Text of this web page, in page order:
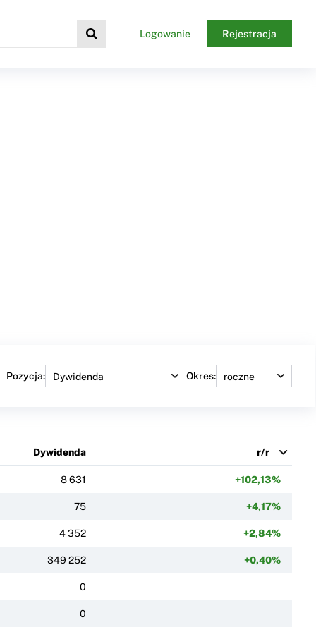
Logowanie Rejestracja
Pozycja: Okres:
Dywidenda r/r
8 631 +102,13%
75 +4,17%
4 352 +2,84%
349 252 +0,40%
0
0